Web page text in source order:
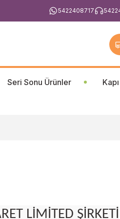
5422408717
Seri Sonu Ürünler
LİMİTED ŞİRKETİ